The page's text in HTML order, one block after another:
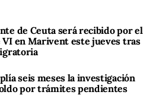
de Ceuta será recibido por el
VI en Marivent este jueves tras
seis meses la investigación
por trámites pendientes